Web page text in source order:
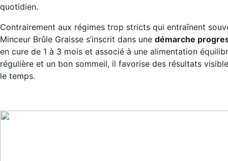
quotidien.
Contrairement aux régimes trop stricts qui entraînent
Minceur Brûle Graisse s’inscrit dans une démarche
en cure de 1 à 3 mois et associé à une alimentation
régulière et un bon sommeil, il favorise des résultats
le temps.